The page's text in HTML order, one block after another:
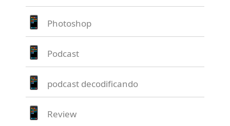
Photoshop
Podcast
podcast decodificando
Review